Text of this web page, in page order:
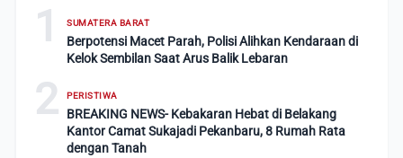
1 SUMATERA BARAT
Berpotensi Macet Parah, Polisi Alihkan Kendaraan di
Kelok Sembilan Saat Arus Balik Lebaran
2 PERISTIWA
BREAKING NEWS- Kebakaran Hebat di Belakang
Kantor Camat Sukajadi Pekanbaru, 8 Rumah Rata
dengan Tanah